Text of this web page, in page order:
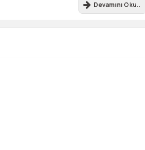
Devamını Oku..